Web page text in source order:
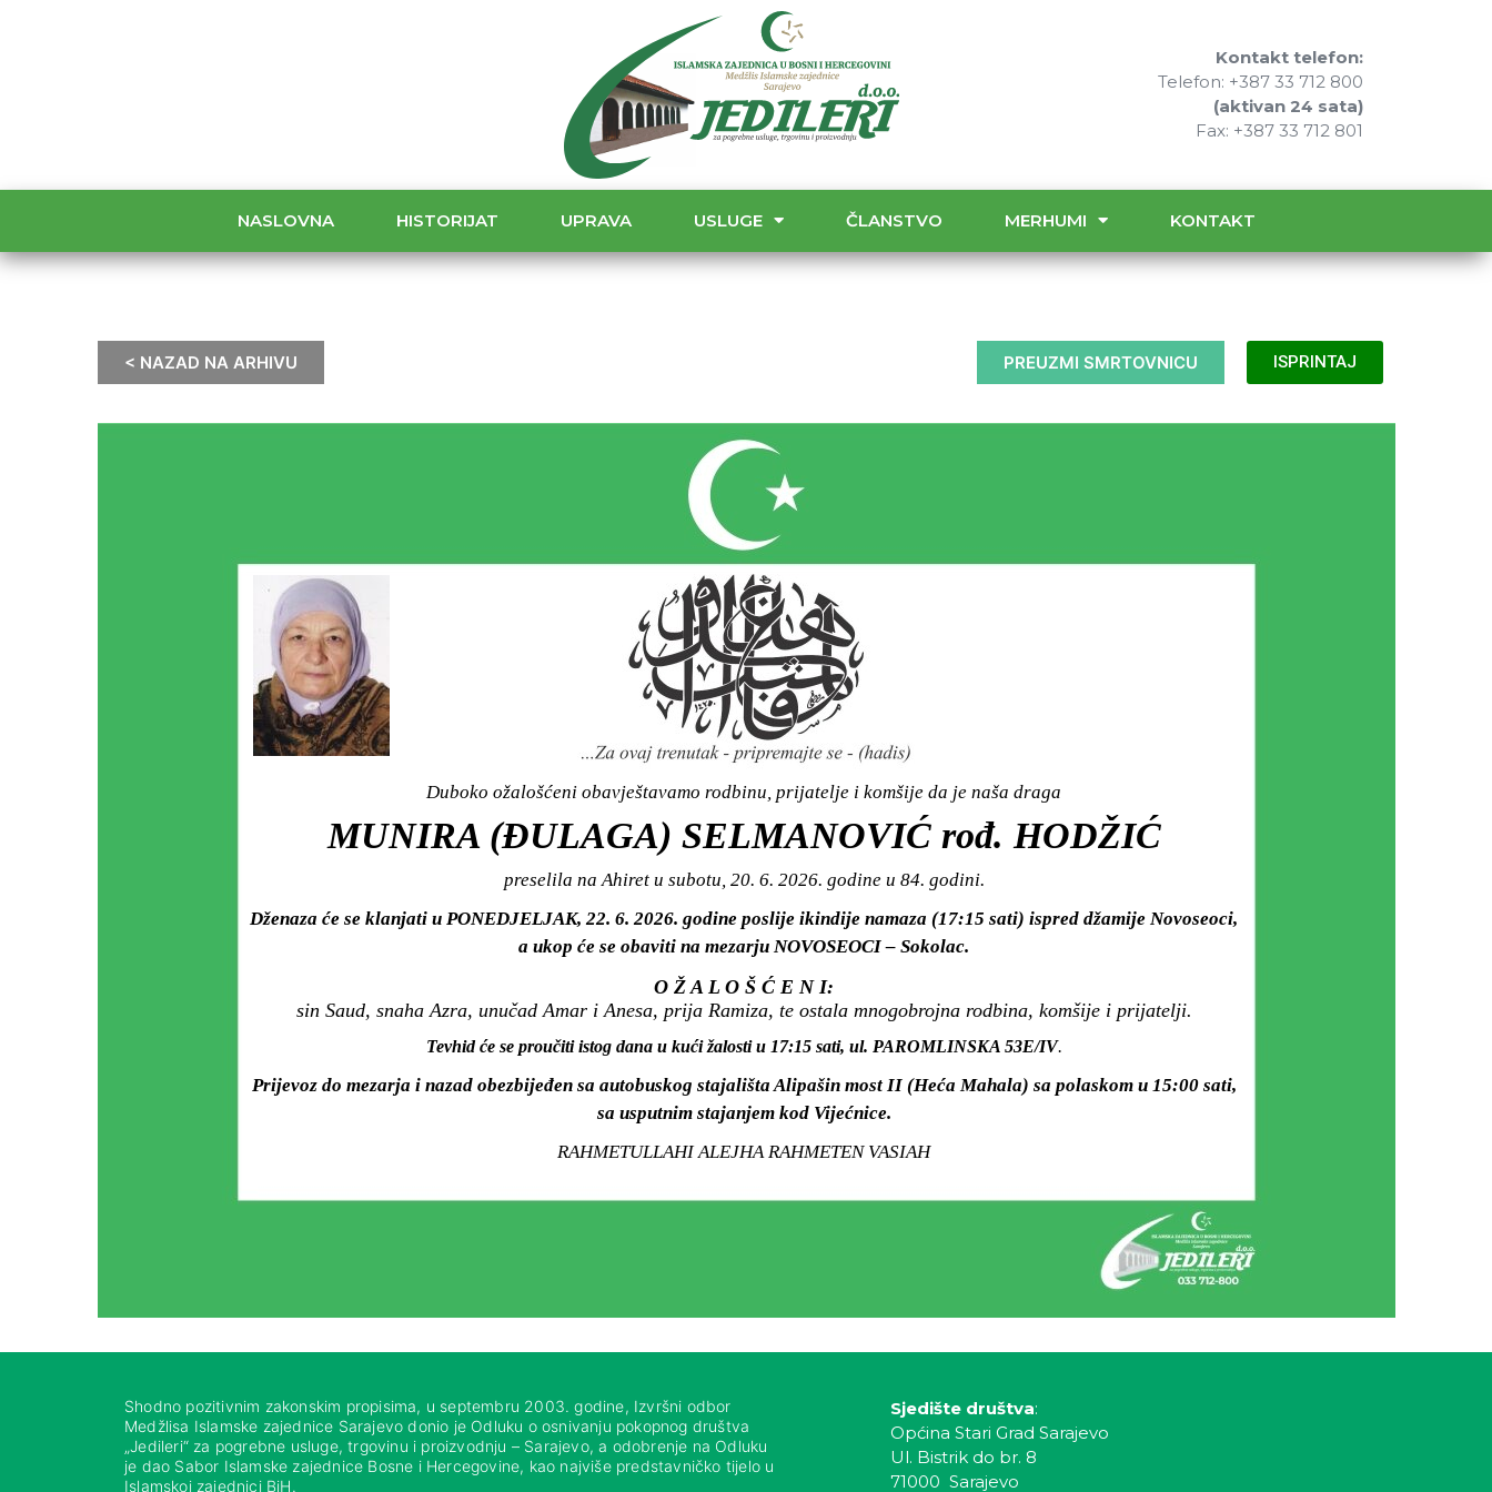
Kontakt telefon:
Telefon: +387 33 712 800
(aktivan 24 sata)
Fax: +387 33 712 801
NASLOVNA HISTORIJAT UPRAVA USLUGE ČLANSTVO MERHUMI KONTAKT
< NAZAD NA ARHIVU PREUZMI SMRTOVNICU ISPRINTAJ
Duboko ožalošćeni obavještavamo rodbinu, prijatelje i komšije da je naša draga
MUNIRA (ĐULAGA) SELMANOVIĆ rođ. HODŽIĆ
preselila na Ahiret u subotu, 20. 6. 2026. godine u 84. godini.
Dženaza će se klanjati u PONEDJELJAK, 22. 6. 2026. godine poslije ikindije namaza (17:15 sati) ispred džamije Novoseoci,
a ukop će se obaviti na mezarju NOVOSEOCI – Sokolac.
O Ž A L O Š Ć E N I:
sin Saud, snaha Azra, unučad Amar i Anesa, prija Ramiza, te ostala mnogobrojna rodbina, komšije i prijatelji.
Tevhid će se proučiti istog dana u kući žalosti u 17:15 sati, ul. PAROMLINSKA 53E/IV.
Prijevoz do mezarja i nazad obezbijeđen sa autobuskog stajališta Alipašin most II (Heća Mahala) sa polaskom u 15:00 sati,
sa usputnim stajanjem kod Vijećnice.
RAHMETULLAHI ALEJHA RAHMETEN VASIAH
Shodno pozitivnim zakonskim propisima, u septembru 2003. godine, Izvršni odbor
Medžlisa Islamske zajednice Sarajevo donio je Odluku o osnivanju pokopnog društva
„Jedileri“ za pogrebne usluge, trgovinu i proizvodnju – Sarajevo, a odobrenje na Odluku
je dao Sabor Islamske zajednice Bosne i Hercegovine, kao najviše predstavničko tijelo u
Islamskoj zajednici BiH.
Sjedište društva:
Općina Stari Grad Sarajevo
Ul. Bistrik do br. 8
71000 Sarajevo